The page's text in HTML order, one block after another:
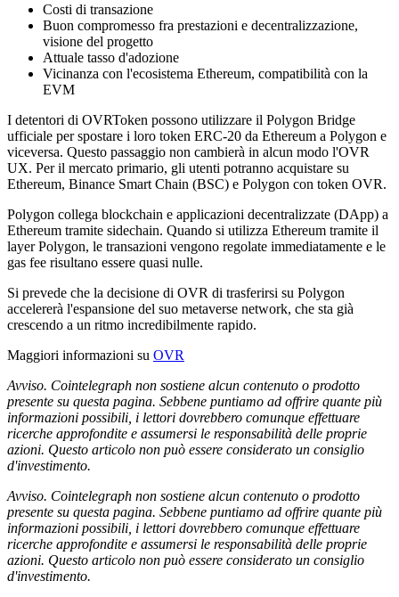
Costi di transazione
Buon compromesso fra prestazioni e decentralizzazione,
visione del progetto
Attuale tasso d'adozione
Vicinanza con l'ecosistema Ethereum, compatibilità con la
EVM
I detentori di OVRToken possono utilizzare il Polygon Bridge
ufficiale per spostare i loro token ERC-20 da Ethereum a Polygon e
viceversa. Questo passaggio non cambierà in alcun modo l'OVR
UX. Per il mercato primario, gli utenti potranno acquistare su
Ethereum, Binance Smart Chain (BSC) e Polygon con token OVR.
Polygon collega blockchain e applicazioni decentralizzate (DApp) a
Ethereum tramite sidechain. Quando si utilizza Ethereum tramite il
layer Polygon, le transazioni vengono regolate immediatamente e le
gas fee risultano essere quasi nulle.
Si prevede che la decisione di OVR di trasferirsi su Polygon
accelererà l'espansione del suo metaverse network, che sta già
crescendo a un ritmo incredibilmente rapido.
Maggiori informazioni su OVR
Avviso. Cointelegraph non sostiene alcun contenuto o prodotto
presente su questa pagina. Sebbene puntiamo ad offrire quante più
informazioni possibili, i lettori dovrebbero comunque effettuare
ricerche approfondite e assumersi le responsabilità delle proprie
azioni. Questo articolo non può essere considerato un consiglio
d'investimento.
Avviso. Cointelegraph non sostiene alcun contenuto o prodotto
presente su questa pagina. Sebbene puntiamo ad offrire quante più
informazioni possibili, i lettori dovrebbero comunque effettuare
ricerche approfondite e assumersi le responsabilità delle proprie
azioni. Questo articolo non può essere considerato un consiglio
d'investimento.